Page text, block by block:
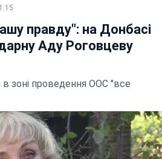
правду": на Донбасі
Аду Роговцеву
в зоні проведення ООС "все